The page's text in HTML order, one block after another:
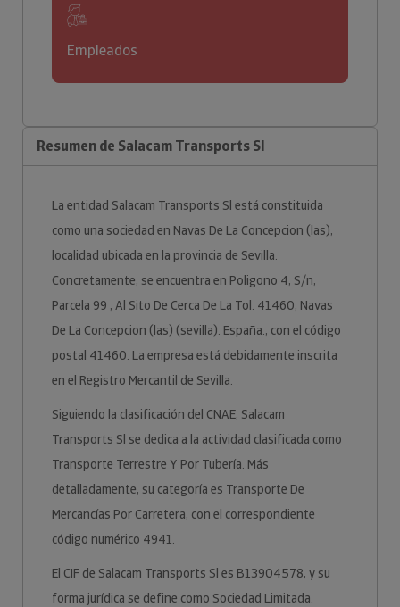
Empleados
Resumen de Salacam Transports Sl
La entidad Salacam Transports Sl está constituida
como una sociedad en Navas De La Concepcion (las),
localidad ubicada en la provincia de Sevilla.
Concretamente, se encuentra en Poligono 4, S/n,
Parcela 99 , Al Sito De Cerca De La Tol. 41460, Navas
De La Concepcion (las) (sevilla). España., con el código
postal 41460. La empresa está debidamente inscrita
en el Registro Mercantil de Sevilla.
Siguiendo la clasificación del CNAE, Salacam
Transports Sl se dedica a la actividad clasificada como
Transporte Terrestre Y Por Tubería. Más
detalladamente, su categoría es Transporte De
Mercancías Por Carretera, con el correspondiente
código numérico 4941.
El CIF de Salacam Transports Sl es B13904578, y su
forma jurídica se define como Sociedad Limitada.